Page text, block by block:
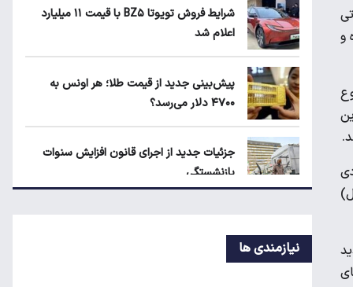
و
این
تمدید
ماجرای محدودیت گوشت برزیلی در اروپا
مرداد ۱۴۰۵
شرایط فروش تویوتا BZ۵ با قیمت ۱۱ میلیارد
اعلام شد
پیش‌بینی جدید از قیمت طلا؛ هر اونس به
۴۷۰۰ دلار می‌رسد؟
جزئیات جدید از اجرای قانون افزایش سنوات
بازنشستگی
پیش‌بینی جدید از نرخ تورم تا پایان سال
نیازمندی ها